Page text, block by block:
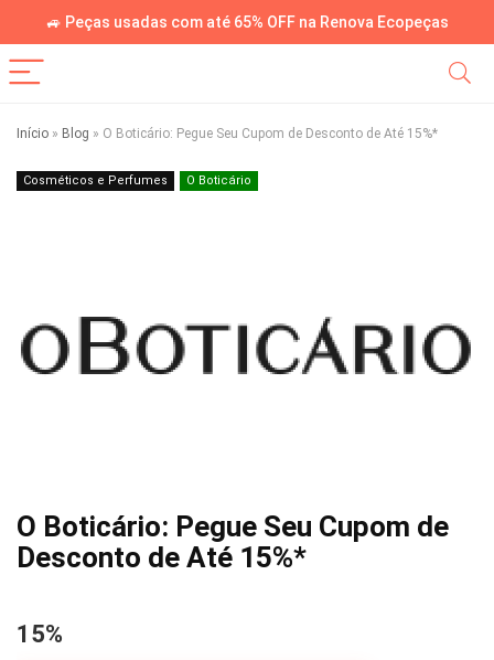
🚙 Peças usadas com até 65% OFF na Renova Ecopeças
Início » Blog » O Boticário: Pegue Seu Cupom de Desconto de Até 15%*
Cosméticos e Perfumes O Boticário
O Boticário: Pegue Seu Cupom de
Desconto de Até 15%*
15%